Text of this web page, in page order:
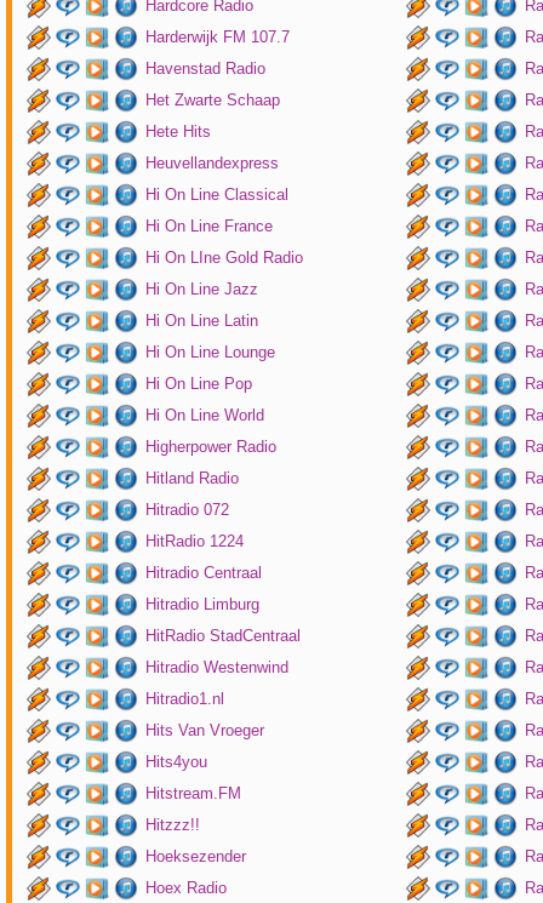
Hardcore Radio
Harderwijk FM 107.7
Havenstad Radio
Het Zwarte Schaap
Hete Hits
Heuvellandexpress
Hi On Line Classical
Hi On Line France
Hi On LIne Gold Radio
Hi On Line Jazz
Hi On Line Latin
Hi On Line Lounge
Hi On Line Pop
Hi On Line World
Higherpower Radio
Hitland Radio
Hitradio 072
HitRadio 1224
Hitradio Centraal
Hitradio Limburg
HitRadio StadCentraal
Hitradio Westenwind
Hitradio1.nl
Hits Van Vroeger
Hits4you
Hitstream.FM
Hitzzz!!
Hoeksezender
Hoex Radio